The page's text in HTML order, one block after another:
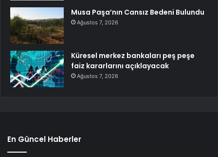
Musa Paşa’nın Cansız Bedeni Bulundu
Ağustos 7, 2026
Küresel merkez bankaları peş peşe
faiz kararlarını açıklayacak
Ağustos 7, 2026
En Güncel Haberler